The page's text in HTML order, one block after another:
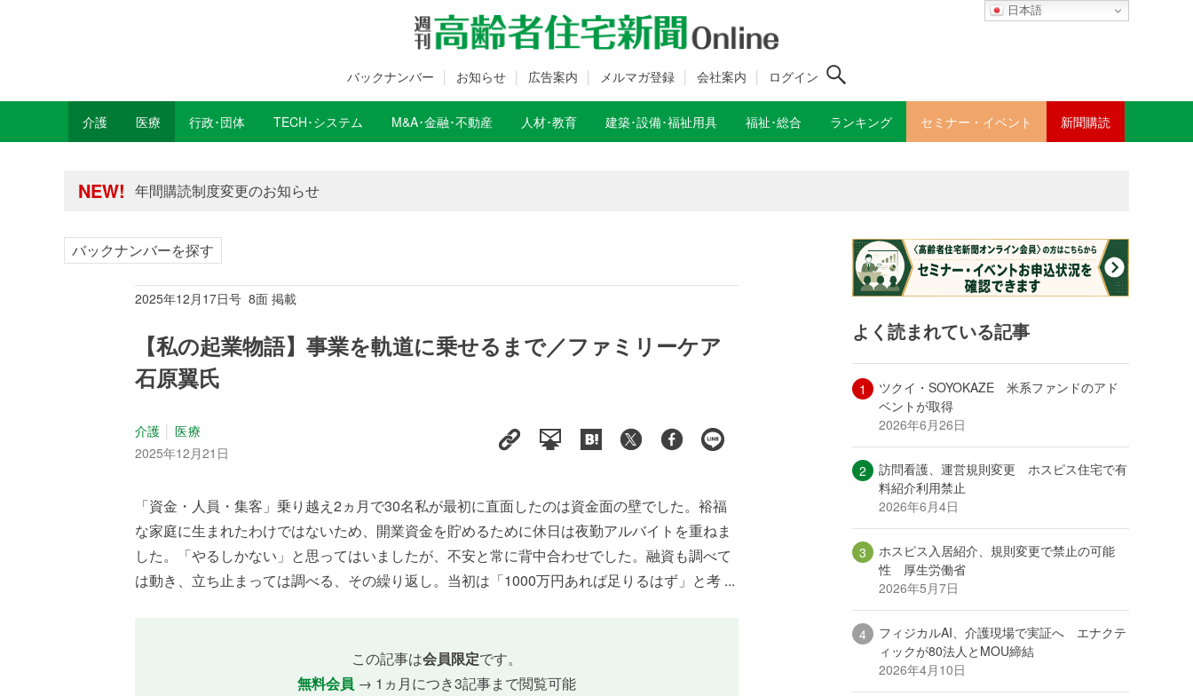
日本語
バックナンバー お知らせ 広告案内 メルマガ登録 会社案内 ログイン
介護 医療 行政･団体 TECH･システム M&A･金融･不動産 人材･教育 建築･設備･福祉用具 福祉･総合 ランキング セミナー・イベント 新聞購読
NEW!
年間購読制度変更のお知らせ
年間購読制度変更のお知らせ
バックナンバーを探す
2025年12月17日号 8面 掲載
【私の起業物語】事業を軌道に乗せるまで／ファミリーケア
石原翼氏
介護
医療
2025年12月21日
「資金・人員・集客」乗り越え2ヵ月で30名私が最初に直面したのは資金面の壁でした。裕福
な家庭に生まれたわけではないため、開業資金を貯めるために休日は夜勤アルバイトを重ねま
した。「やるしかない」と思ってはいましたが、不安と常に背中合わせでした。融資も調べて
は動き、立ち止まっては調べる、その繰り返し。当初は「1000万円あれば足りるはず」と考 ...
この記事は会員限定です。
無料会員 → 1ヵ月につき3記事まで閲覧可能
よく読まれている記事
ツクイ・SOYOKAZE 米系ファンドのアド
ベントが取得
2026年6月26日
訪問看護、運営規則変更 ホスピス住宅で有
料紹介利用禁止
2026年6月4日
ホスピス入居紹介、規則変更で禁止の可能
性 厚生労働省
2026年5月7日
フィジカルAI、介護現場で実証へ エナクテ
ィックが80法人とMOU締結
2026年4月10日